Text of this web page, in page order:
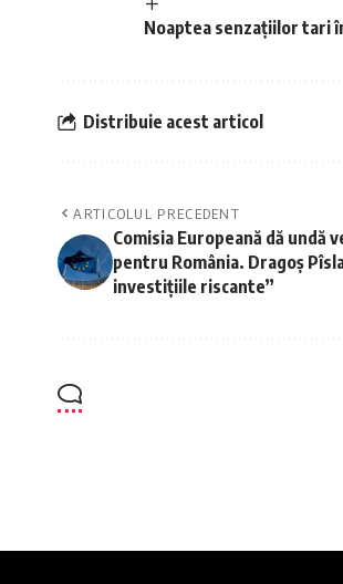
Noaptea senzațiilor tari
Distribuie acest articol
ARTICOLUL PRECEDENT
Comisia Europeană dă undă
pentru România. Dragoș
investițiile riscante”